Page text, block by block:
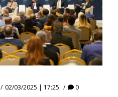
02/03/2025 | 17:25 0